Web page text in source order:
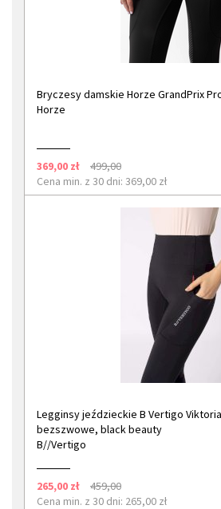
Bryczesy damskie Horze GrandPrix
Horze
369,00 zł
499,00
Cena min. z 30 dni: 369,00 zł
Legginsy jeździeckie B Vertigo
bezszwowe, black beauty
B//Vertigo
265,00 zł
459,00
Cena min. z 30 dni: 265,00 zł